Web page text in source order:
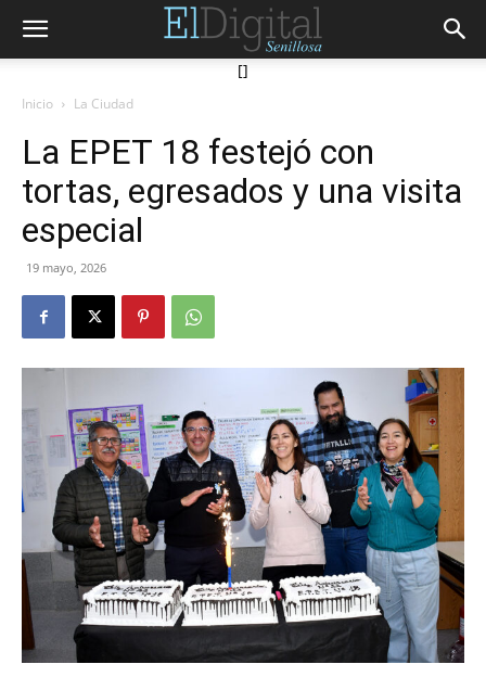
[]
Inicio La Ciudad
La EPET 18 festejó con
tortas, egresados y una visita
especial
19 mayo, 2026